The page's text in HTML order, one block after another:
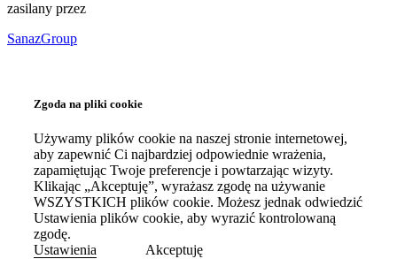
zasilany przez
SanazGroup
Zgoda na pliki cookie
Używamy plików cookie na naszej stronie internetowej,
aby zapewnić Ci najbardziej odpowiednie wrażenia,
zapamiętując Twoje preferencje i powtarzając wizyty.
Klikając „Akceptuję”, wyrażasz zgodę na używanie
WSZYSTKICH plików cookie. Możesz jednak odwiedzić
Ustawienia plików cookie, aby wyrazić kontrolowaną
zgodę.
Ustawienia
Akceptuję